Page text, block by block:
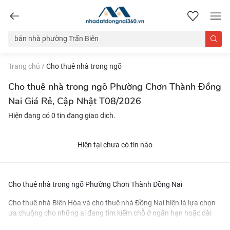
nhadatdongnai360.vn
Trang chủ / Cho thuê nhà trong ngõ
Cho thuê nhà trong ngõ Phường Chơn Thành Đồng
Nai Giá Rẻ, Cập Nhật T08/2026
Hiện đang có 0 tin đang giao dịch.
Hiện tại chưa có tin nào
Cho thuê nhà trong ngõ Phường Chơn Thành Đồng Nai
Cho thuê nhà Biên Hòa và cho thuê nhà Đồng Nai hiện là lựa chọn
ưa chuộng cho những ai đang tìm kiếm chỗ ở ngắn hạn hoặc dài